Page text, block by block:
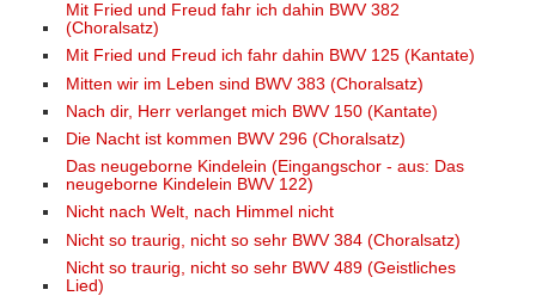
Mit Fried und Freud fahr ich dahin BWV 382
(Choralsatz)
Mit Fried und Freud ich fahr dahin BWV 125 (Kantate)
Mitten wir im Leben sind BWV 383 (Choralsatz)
Nach dir, Herr verlanget mich BWV 150 (Kantate)
Die Nacht ist kommen BWV 296 (Choralsatz)
Das neugeborne Kindelein (Eingangschor - aus: Das
neugeborne Kindelein BWV 122)
Nicht nach Welt, nach Himmel nicht
Nicht so traurig, nicht so sehr BWV 384 (Choralsatz)
Nicht so traurig, nicht so sehr BWV 489 (Geistliches
Lied)